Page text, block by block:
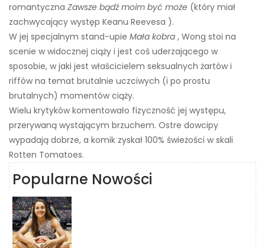
romantyczna Zawsze bądź moim być może (który miał
zachwycający występ Keanu Reevesa ).
W jej specjalnym stand-upie Mała kobra , Wong stoi na
scenie w widocznej ciąży i jest coś uderzającego w
sposobie, w jaki jest właścicielem seksualnych żartów i
riffów na temat brutalnie uczciwych (i po prostu
brutalnych) momentów ciąży.
Wielu krytyków komentowało fizyczność jej występu,
przerywaną wystającym brzuchem. Ostre dowcipy
wypadają dobrze, a komik zyskał 100% świeżości w skali
Rotten Tomatoes.
Popularne Nowości